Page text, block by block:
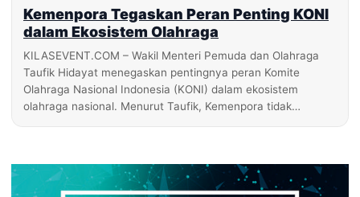
Kemenpora Tegaskan Peran Penting KONI
dalam Ekosistem Olahraga
KILASEVENT.COM – Wakil Menteri Pemuda dan Olahraga
Taufik Hidayat menegaskan pentingnya peran Komite
Olahraga Nasional Indonesia (KONI) dalam ekosistem
olahraga nasional. Menurut Taufik, Kemenpora tidak…